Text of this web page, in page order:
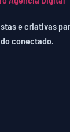
e criativas
conectado.